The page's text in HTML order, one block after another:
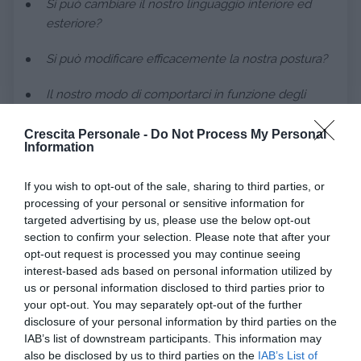
Crescita Personale - Do Not Process My Personal
Information
If you wish to opt-out of the sale, sharing to third parties, or
processing of your personal or sensitive information for
targeted advertising by us, please use the below opt-out
section to confirm your selection. Please note that after your
opt-out request is processed you may continue seeing
interest-based ads based on personal information utilized by
us or personal information disclosed to third parties prior to
your opt-out. You may separately opt-out of the further
disclosure of your personal information by third parties on the
IAB’s list of downstream participants. This information may
also be disclosed by us to third parties on the IAB’s List of
Si può cambiare il nostro linguaggio interiore ed
esteriore?
Si può modificare efficacemente la nostra postura?
Il nostro modo di comportarci in funzione degli
tecniche per lavorare su questi aspetti emigliorare
efficacemente il nostro modo di porci rispetto
agli obiettivi della vita.
Leggi anche
CRESCITA PERSONALE COUNSELING